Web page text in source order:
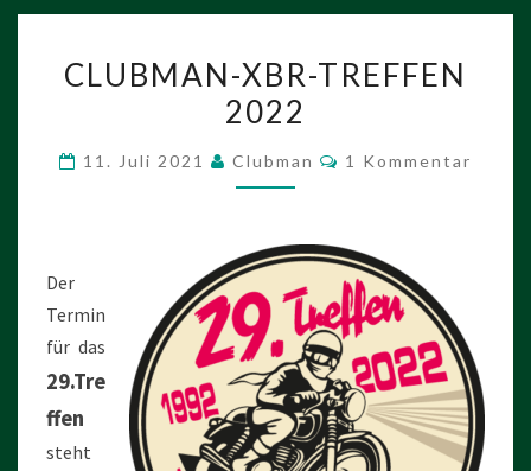
XBR-
TREFFEN
CLUBMAN-XBR-TREFFEN
2022
11. Juli 2021 Clubman Kommentare
1 Kommentar
Der
Termin
für das
29.Tre
ffen
steht